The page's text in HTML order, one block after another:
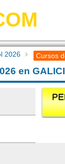
2026 Cursos
en